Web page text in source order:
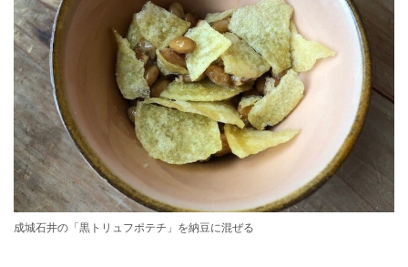
成城石井の「黒トリュフポテチ」を納豆に混ぜる